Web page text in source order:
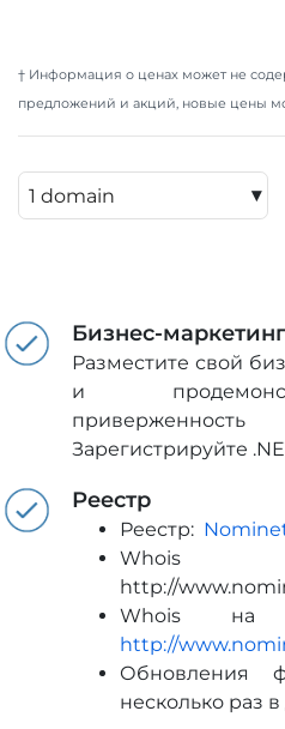
† Информация о ценах может не
предложений и акций, новые цены
▾
Бизнес-
Разместите свой
и
Зарегистрируйте
Реестр
Реестр:
Whois
http://
Whois на
http://
Обновления
несколько раз в